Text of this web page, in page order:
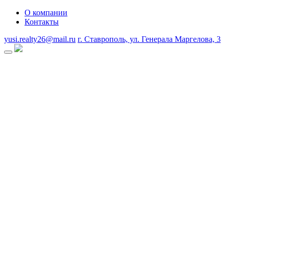
О компании
Контакты
yusi.realty26@mail.ru г. Ставрополь, ул. Генерала Маргелова, 3
Toggle mobile menu